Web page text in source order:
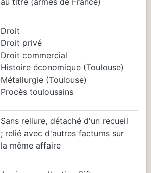
Droit
Droit privé
Droit commercial
Histoire économique (Toulouse)
Métallurgie (Toulouse)
Procès toulousains
Sans reliure, détaché d'un recueil
; relié avec d'autres factums sur
la même affaire